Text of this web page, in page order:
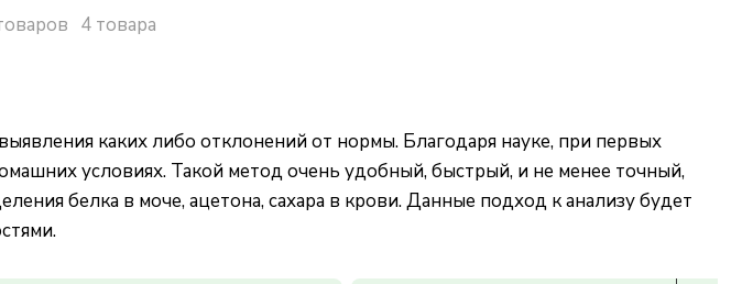
4 товара
каких либо отклонений от нормы. Благодаря науке, при первых
условиях. Такой метод очень удобный, быстрый, и не менее точный,
белка в моче, ацетона, сахара в крови. Данные подход к анализу будет